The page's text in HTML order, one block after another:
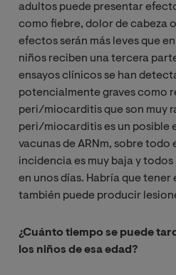
adultos puede presentar
como fiebre, dolor de cabeza
efectos serán más leves que
niños reciben una tercera
ensayos clínicos se han
potencialmente graves como
peri/miocarditis que son muy
peri/miocarditis es un posible
vacunas de ARNm, sobre todo
incidencia es muy baja y
en unos días. Habría que tener
también puede producir
¿Cuánto tiempo se puede
los niños de esa edad?